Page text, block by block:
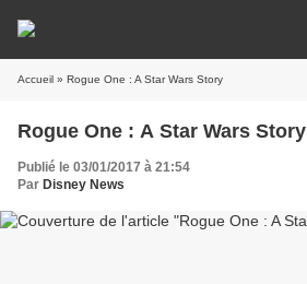
Accueil » Rogue One : A Star Wars Story
Rogue One : A Star Wars Story
Publié le 03/01/2017 à 21:54
Par Disney News